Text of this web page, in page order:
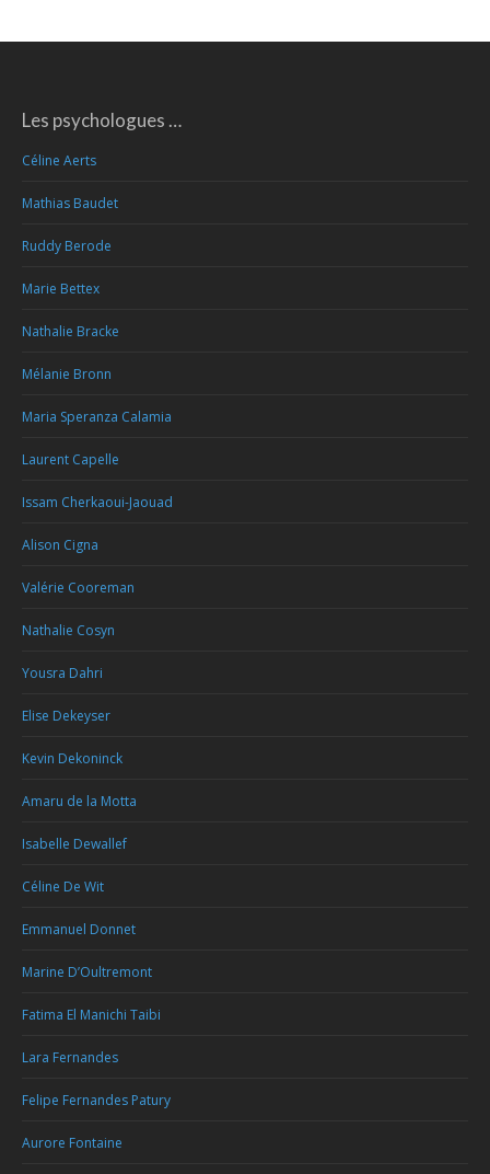
Les psychologues …
Céline Aerts
Mathias Baudet
Ruddy Berode
Marie Bettex
Nathalie Bracke
Mélanie Bronn
Maria Speranza Calamia
Laurent Capelle
Issam Cherkaoui-Jaouad
Alison Cigna
Valérie Cooreman
Nathalie Cosyn
Yousra Dahri
Elise Dekeyser
Kevin Dekoninck
Amaru de la Motta
Isabelle Dewallef
Céline De Wit
Emmanuel Donnet
Marine D’Oultremont
Fatima El Manichi Taibi
Lara Fernandes
Felipe Fernandes Patury
Aurore Fontaine